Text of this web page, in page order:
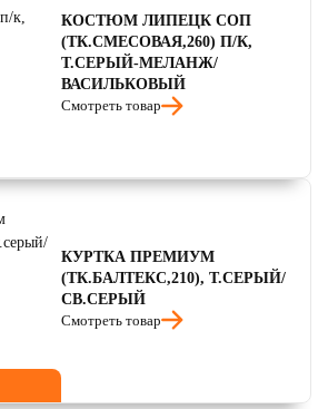
КОСТЮМ ЛИПЕЦК СОП
(ТК.СМЕСОВАЯ,260) П/К,
Т.СЕРЫЙ-МЕЛАНЖ/
ВАСИЛЬКОВЫЙ
Смотреть товар
КУРТКА ПРЕМИУМ
(ТК.БАЛТЕКС,210), Т.СЕРЫЙ/
СВ.СЕРЫЙ
Смотреть товар